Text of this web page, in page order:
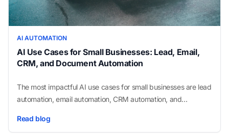
AI AUTOMATION
AI Use Cases for Small Businesses: Lead, Email,
CRM, and Document Automation
The most impactful AI use cases for small businesses are lead
automation, email automation, CRM automation, and
works, what results to expect, and which to start with.
Read blog